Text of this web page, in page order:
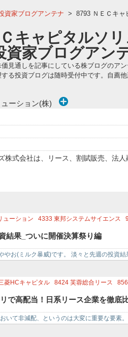
資家ブログアンテナ > 8793 ＮＥＣキャ
キャピタルソリ
資家ブログアン
見通しを記事にしている株ブログのア
る投資ブログは随時受付中です。自薦
ーション(株)
株式会社は、リース、割賦販売、法
ューション 4333 東邦システムサイエンス
本製鉄 9059 カンダホールディングス
結果_ついに開催決算祭り編
やお(ミルク暴威)です。 淡々と先週の投資
菱HCキャピタル 8424 芙蓉総合リース
ーション
で高配当！日系リース企業を徹底
いて非減配、というのは大変に重要な要素